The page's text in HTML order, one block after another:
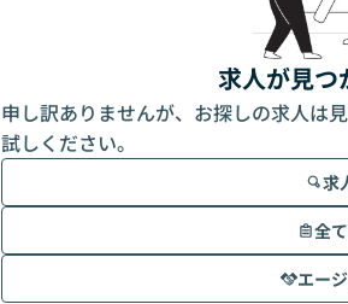
求人が見つ
申し訳ありませんが、お探しの求人は
試しください。
求
全
エー